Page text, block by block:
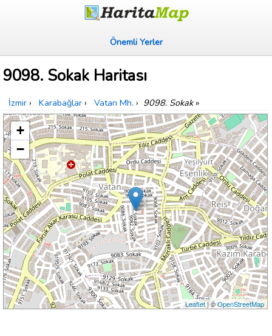
Önemli Yerler
9098. Sokak Haritası
İzmir › Karabağlar › Vatan Mh. › 9098. Sokak»
+
−
Leaflet| ©OpenStreetMap